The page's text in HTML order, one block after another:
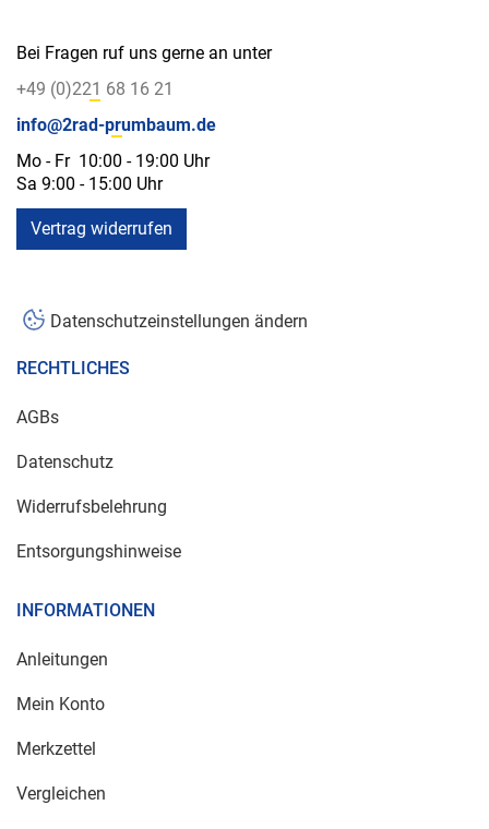
Bei Fragen ruf uns gerne an unter
+49 (0)221 68 16 21
info@2rad-prumbaum.de
Mo - Fr 10:00 - 19:00 Uhr
Sa 9:00 - 15:00 Uhr
Vertrag widerrufen
Datenschutzeinstellungen ändern
RECHTLICHES
AGBs
Datenschutz
Widerrufsbelehrung
Entsorgungshinweise
INFORMATIONEN
Anleitungen
Mein Konto
Merkzettel
Vergleichen